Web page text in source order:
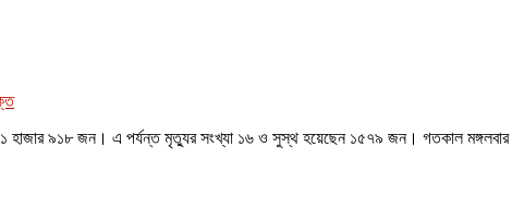
৯১৮ জন। এ পর্যন্ত মৃত্যুর সংখ্যা ১৬ ও সুস্থ হয়েছেন ১৫৭৯ জন। গতকাল মঙ্গলবার